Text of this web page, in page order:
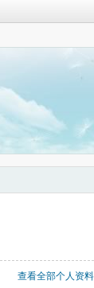
查看全部个人资料